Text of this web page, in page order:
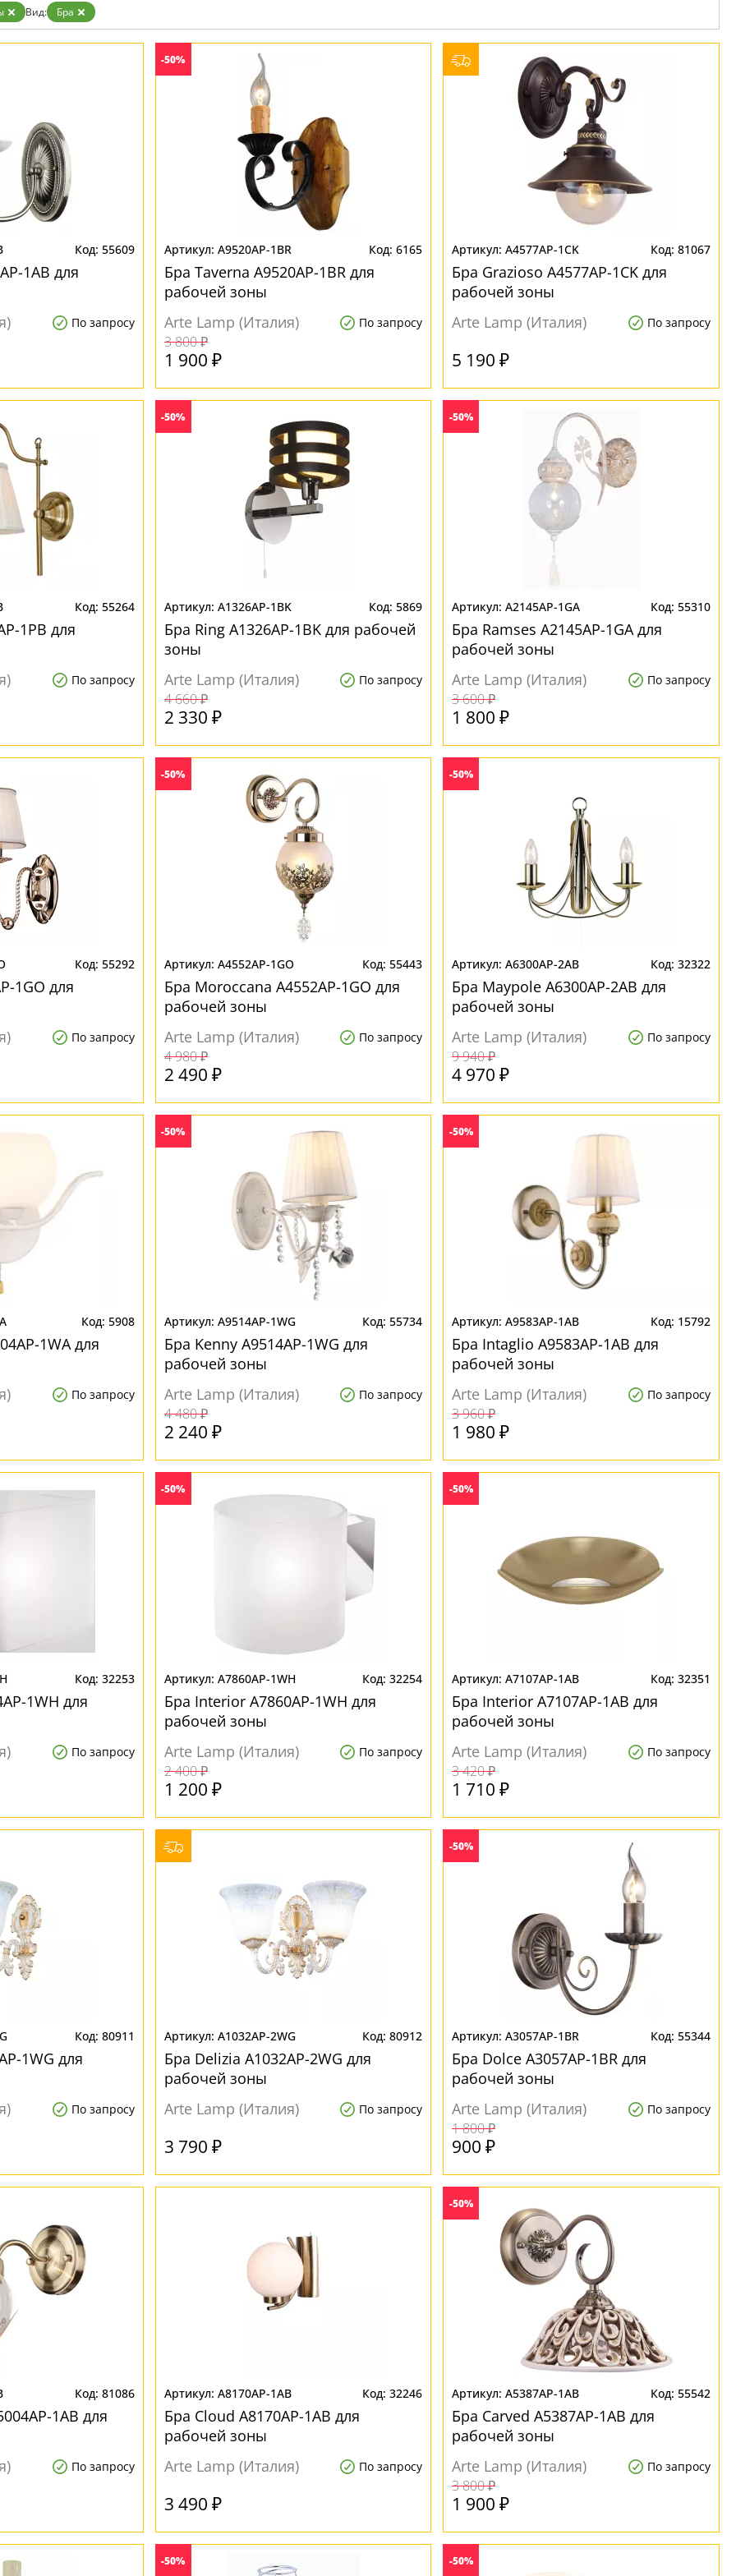
Бронза
Золото
Прозрачные
Вид: Бра
55609
1AB для
По запросу
-50%
A9520AP-1BR 6165
Бра Taverna A9520AP-1BR для
рабочей зоны
Arte Lamp (Италия)
По запросу
3 800 ₽
1 900 ₽
A4577AP-1CK 81067
Бра Grazioso A4577AP-1CK для
рабочей зоны
Arte Lamp (Италия)
По запросу
5 190 ₽
55264
1PB для
По запросу
-50%
A1326AP-1BK 5869
Бра Ring A1326AP-1BK для рабочей
зоны
Arte Lamp (Италия)
По запросу
4 660 ₽
2 330 ₽
-50%
A2145AP-1GA 55310
Бра Ramses A2145AP-1GA для
рабочей зоны
Arte Lamp (Италия)
По запросу
3 600 ₽
1 800 ₽
55292
1GO для
По запросу
-50%
A4552AP-1GO 55443
Бра Moroccana A4552AP-1GO для
рабочей зоны
Arte Lamp (Италия)
По запросу
4 980 ₽
2 490 ₽
-50%
A6300AP-2AB 32322
Бра Maypole A6300AP-2AB для
рабочей зоны
Arte Lamp (Италия)
По запросу
9 940 ₽
4 970 ₽
5908
1WA для
По запросу
-50%
A9514AP-1WG 55734
Бра Kenny A9514AP-1WG для
рабочей зоны
Arte Lamp (Италия)
По запросу
4 480 ₽
2 240 ₽
-50%
A9583AP-1AB 15792
Бра Intaglio A9583AP-1AB для
рабочей зоны
Arte Lamp (Италия)
По запросу
3 960 ₽
1 980 ₽
32253
1WH для
По запросу
-50%
A7860AP-1WH 32254
Бра Interior A7860AP-1WH для
рабочей зоны
Arte Lamp (Италия)
По запросу
2 400 ₽
1 200 ₽
-50%
A7107AP-1AB 32351
Бра Interior A7107AP-1AB для
рабочей зоны
Arte Lamp (Италия)
По запросу
3 420 ₽
1 710 ₽
80911
1WG для
По запросу
A1032AP-2WG 80912
Бра Delizia A1032AP-2WG для
рабочей зоны
Arte Lamp (Италия)
По запросу
3 790 ₽
-50%
A3057AP-1BR 55344
Бра Dolce A3057AP-1BR для
рабочей зоны
Arte Lamp (Италия)
По запросу
1 800 ₽
900 ₽
81086
1AB для
По запросу
A8170AP-1AB 32246
Бра Cloud A8170AP-1AB для
рабочей зоны
Arte Lamp (Италия)
По запросу
3 490 ₽
-50%
A5387AP-1AB 55542
Бра Carved A5387AP-1AB для
рабочей зоны
Arte Lamp (Италия)
По запросу
3 800 ₽
1 900 ₽
-50% -50%